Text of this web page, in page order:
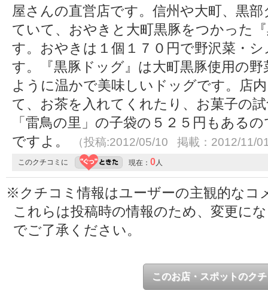
屋さんの直営店です。信州や大町、黒
ていて、おやきと大町黒豚をつかった
す。おやきは１個１７０円で野沢菜・
す。『黒豚ドッグ』は大町黒豚使用の
ように温かで美味しいドッグです。店
て、お茶を入れてくれたり、お菓子の
「雷鳥の里」の子袋の５２５円もある
ですよ。
（投稿:2012/05/10 掲載：2012/11/
このクチコミに 現在： 0人
※クチコミ情報はユーザーの主観的なコ
これらは投稿時の情報のため、変更に
でご了承ください。
このお店・スポットのク